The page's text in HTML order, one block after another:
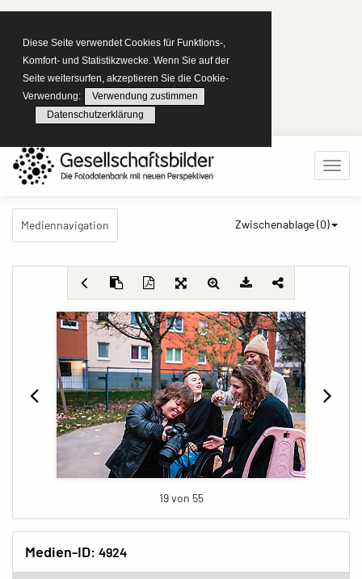
Diese Seite verwendet Cookies für Funktions-,
Komfort- und Statistikzwecke. Wenn Sie auf der
Seite weitersurfen, akzeptieren Sie die Cookie-
Verwendung:
Verwendung zustimmen
Datenschutzerklärung
Mediennavigation Zwischenablage (0)
19 von 55
Medien-ID: 4924